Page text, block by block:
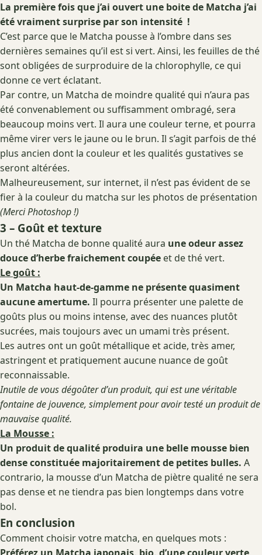
La première fois que j’ai ouvert une boite de Matcha j’ai
été vraiment surprise par son intensité !
C’est parce que le Matcha pousse à l’ombre dans ses
dernières semaines qu’il est si vert. Ainsi, les feuilles de thé
sont obligées de surproduire de la chlorophylle, ce qui
donne ce vert éclatant.
Par contre, un Matcha de moindre qualité qui n’aura pas
été convenablement ou suffisamment ombragé, sera
beaucoup moins vert. Il aura une couleur terne, et pourra
même virer vers le jaune ou le brun. Il s’agit parfois de thé
plus ancien dont la couleur et les qualités gustatives se
seront altérées.
Malheureusement, sur internet, il n’est pas évident de se
fier à la couleur du matcha sur les photos de présentation
(Merci Photoshop !)
3 – Goût et texture
Un thé Matcha de bonne qualité aura une odeur assez
douce d’herbe fraichement coupée et de thé vert.
Le goût :
Un Matcha haut-de-gamme ne présente quasiment
aucune amertume. Il pourra présenter une palette de
goûts plus ou moins intense, avec des nuances plutôt
sucrées, mais toujours avec un umami très présent.
Les autres ont un goût métallique et acide, très amer,
astringent et pratiquement aucune nuance de goût
reconnaissable.
Inutile de vous dégoûter d’un produit, qui est une véritable
fontaine de jouvence, simplement pour avoir testé un produit de
mauvaise qualité.
La Mousse :
Un produit de qualité produira une belle mousse bien
dense constituée majoritairement de petites bulles. A
contrario, la mousse d’un Matcha de piètre qualité ne sera
pas dense et ne tiendra pas bien longtemps dans votre
bol.
En conclusion
Comment choisir votre matcha, en quelques mots :